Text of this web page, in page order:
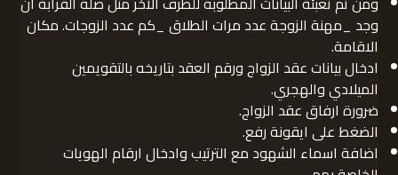
وجد _مهنة الزوجة عدد مرات الطلاق _كم عدد الزوجات. مكان
الاقامة.
ادخال بيانات عقد الزواج ورقم العقد بتاريخه بالتقويمين
الميلادي والهجري.
ضرورة ارفاق عقد الزواج.
الضغط على ايقونة رفع.
اضافة اسماء الشهود مع الترتيب وادخال ارقام الهويات